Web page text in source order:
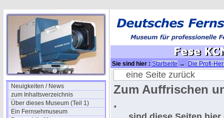
Neuigkeiten / News
zum Inhaltsverzeichnis
Über dieses Museum (Teil 1)
Ein Fernsehmuseum
Sie sind hier : Startseite →
Die Profi-
Fese KCN - 1974
eine Seite zurück
Zum Auffrischen
.